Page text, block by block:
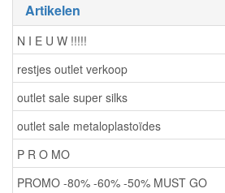
Artikelen
N I E U W !!!!!
restjes outlet verkoop
outlet sale super silks
outlet sale metaloplastoïdes
P R O MO
PROMO -80% -60% -50% MUST GO